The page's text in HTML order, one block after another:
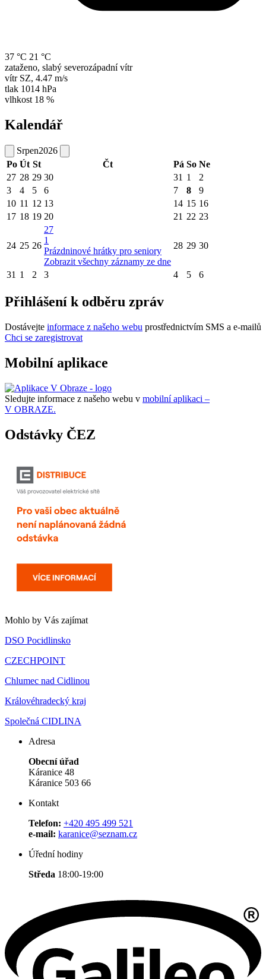
37 °C 21 °C
zataženo, slabý severozápadní vítr
vítr SZ, 4.47 m/s
tlak 1014 hPa
vlhkost 18 %
Kalendář
Srpen2026
Po Út St Čt Pá So Ne
27 28 29 30 31 1
2
3
4 5 6 7 8
9
10 11 12 13 14 15 16
17 18 19 20 21 22 23
24 25 26
27
1
Prázdninové hrátky pro seniory
Zobrazit všechny záznamy ze dne
28 29 30
31 1 2 3 4 5 6
Přihlášení k odběru zpráv
Dostávejte informace z našeho webu prostřednictvím SMS a e-mailů
Chci se zaregistrovat
Mobilní aplikace
Sledujte informace z našeho webu v mobilní aplikaci –
V OBRAZE.
Odstávky ČEZ
Mohlo by Vás zajímat
DSO Pocidlinsko
CZECHPOINT
Chlumec nad Cidlinou
Královéhradecký kraj
Společná CIDLINA
Adresa
Obecní úřad
Káranice 48
Káranice 503 66
Kontakt
Telefon: +420 495 499 521
e-mail: karanice@seznam.cz
Úřední hodiny
Středa 18:00-19:00